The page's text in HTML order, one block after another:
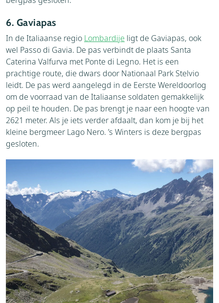
6. Gaviapas
In de Italiaanse regio Lombardije ligt de Gaviapas, ook
wel Passo di Gavia. De pas verbindt de plaats Santa
Caterina Valfurva met Ponte di Legno. Het is een
prachtige route, die dwars door Nationaal Park Stelvio
leidt. De pas werd aangelegd in de Eerste Wereldoorlog
om de voorraad van de Italiaanse soldaten gemakkelijk
op peil te houden. De pas brengt je naar een hoogte van
2621 meter. Als je iets verder afdaalt, dan kom je bij het
kleine bergmeer Lago Nero. ’s Winters is deze bergpas
gesloten.